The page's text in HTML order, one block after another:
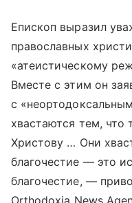
Епископ выразил
православных
«атеистическому
Вместе с этим он
с
хвастаются тем, что
Христову … Они
благочестие — это
благочестие, —
Orthodoxia News